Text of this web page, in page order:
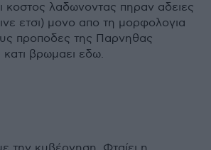
κοστος λαδωνοντας πηραν αδειες
ετσι) μονο απο τη μορφολογια
προποδες της Παρνηθας
κατι βρωμαει εδω.